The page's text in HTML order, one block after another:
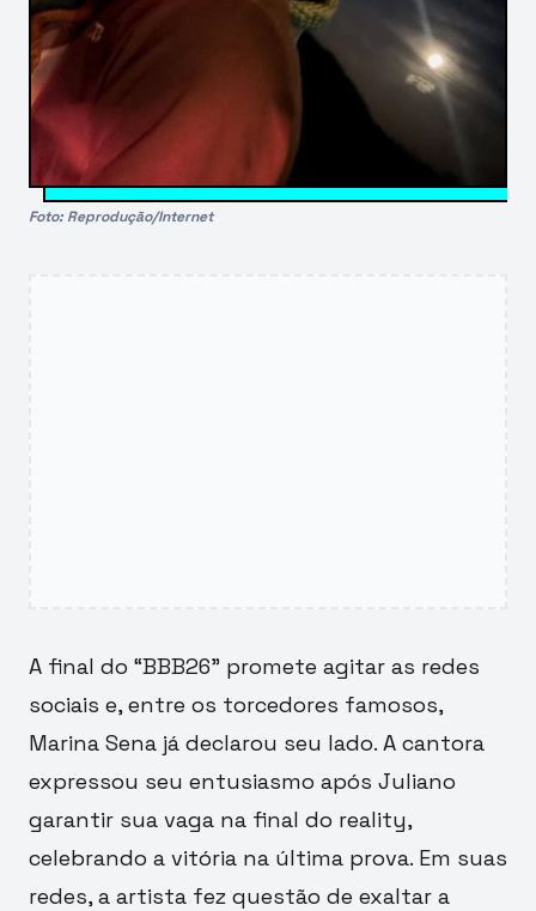
Foto: Reprodução/Internet
A final do “BBB26” promete agitar as redes
sociais e, entre os torcedores famosos,
Marina Sena já declarou seu lado. A cantora
expressou seu entusiasmo após Juliano
garantir sua vaga na final do reality,
celebrando a vitória na última prova. Em suas
redes, a artista fez questão de exaltar a